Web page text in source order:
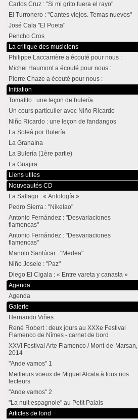
Carlos Cruz : "Si mi grito fuera el rayo"
El Turronero : "Cantes viejos. Temas nuevos"
José Cala "El Poeta"
Pencho Cros
La critique des musiciens
Philippe Laccarrière a écouté pour nous :
Michel Haumont a écouté pour nous :
Pierre Chaze a écouté pour nous :
Initiation
Tomatito : une leçon de bulería
Un cours particulier avec Niño Ricardo
Niño Ricardo : une leçon de fandangos
La Soleá por Bulería
La Granaína
La Bulería (1ère partie)
La Guajira
Liens utiles
Nouveautés CD
La Sallago : « Antología »
Pedro Sierra : "Nikelao"
Antonio Fernández : "Desvariaciones
flamencas"
Antonio Fernández : "Desvariaciones
flamencas"
Manolo Sanlúcar : "Medea"
Niño Josele : "Paz"
Diego El Cigala : « Entre vareta y canasta »
Agenda
Agenda
Galerie
Hernando Viñes
René Robert : deux jours au XXXe Festival
Flamenco de Nîmes - carnet de bord
XXVI Festival Arte Flamenco / Mont-de-Marsan,
2014
"Ande vamos" 1
Meilleurs voeux de Miguel Alcala à tous nos
lecteurs
"Ande vamos" 2
"La nuit espagnole" au Petit Palais
Articles de fond